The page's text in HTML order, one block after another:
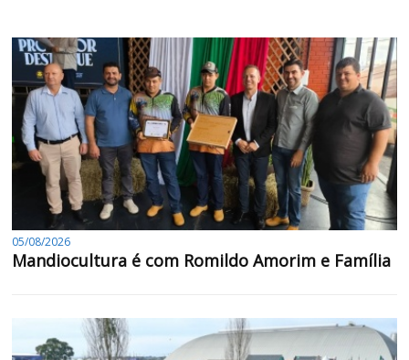
05/08/2026
Mandiocultura é com Romildo Amorim e Família